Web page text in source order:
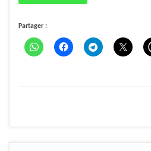
Partager :